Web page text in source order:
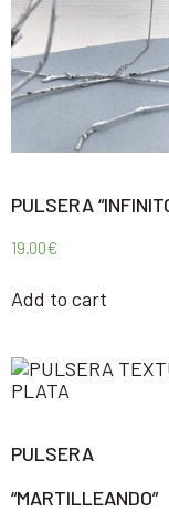
PULSERA
19.00€
Add to cart
PULSERA
“MARTILLEANDO”